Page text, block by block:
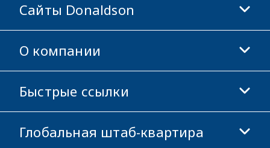
Сайты Donaldson
Donaldson Life Sciences
Магазин Donaldson
О компании
Информация о компании
Этика и соблюдение норм
Карьера
Быстрые ссылки
Инвесторам
Глобальная штаб-квартира